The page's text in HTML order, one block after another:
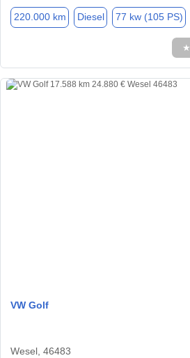
220.000 km Diesel 77 kw (105 PS)
★
VW Golf
Wesel, 46483